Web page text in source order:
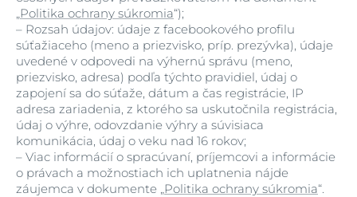
„Politika ochrany súkromia“);
– Rozsah údajov: údaje z facebookového profilu
súťažiaceho (meno a priezvisko, príp. prezývka), údaje
uvedené v odpovedi na výhernú správu (meno,
priezvisko, adresa) podľa týchto pravidiel, údaj o
zapojení sa do súťaže, dátum a čas registrácie, IP
adresa zariadenia, z ktorého sa uskutočnila registrácia,
údaj o výhre, odovzdanie výhry a súvisiaca
komunikácia, údaj o veku nad 16 rokov;
– Viac informácií o spracúvaní, príjemcovi a informácie
o právach a možnostiach ich uplatnenia nájde
záujemca v dokumente „Politika ochrany súkromia“.